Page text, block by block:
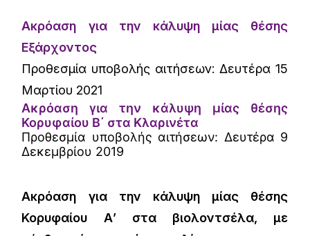
Ακρόαση για την κάλυψη μίας θέσης
Εξάρχοντος
Προθεσμία υποβολής αιτήσεων: Δευτέρα 15
Μαρτίου 2021
Ακρόαση για την κάλυψη μίας θέσης
Κορυφαίου Β΄ στα Κλαρινέτα
Προθεσμία υποβολής αιτήσεων: Δευτέρα 9
Δεκεμβρίου 2019
Ακρόαση για την κάλυψη μίας θέσης
Κορυφαίου Α’ στα βιολοντσέλα, με